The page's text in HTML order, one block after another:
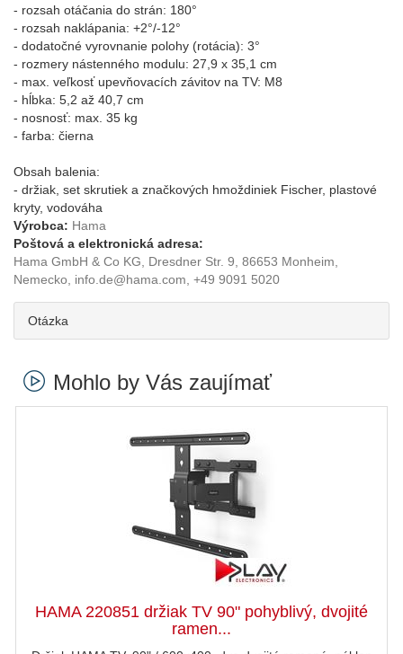
- rozsah otáčania do strán: 180°
- rozsah naklápania: +2°/-12°
- dodatočné vyrovnanie polohy (rotácia): 3°
- rozmery nástenného modulu: 27,9 x 35,1 cm
- max. veľkosť upevňovacích závitov na TV: M8
- hĺbka: 5,2 až 40,7 cm
- nosnosť: max. 35 kg
- farba: čierna
Obsah balenia:
- držiak, set skrutiek a značkových hmoždiniek Fischer, plastové
kryty, vodováha
Výrobca: Hama
Poštová a elektronická adresa:
Hama GmbH & Co KG, Dresdner Str. 9, 86653 Monheim,
Nemecko, info.de@hama.com, +49 9091 5020
Otázka
Mohlo by Vás zaujímať
HAMA 220851 držiak TV 90" pohyblivý, dvojité
ramen...